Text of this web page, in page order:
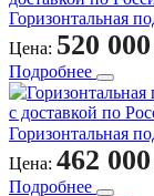
Горизонтальная
Цена: 520 000
Подробнее
Горизонтальная
Цена: 462 000
Подробнее